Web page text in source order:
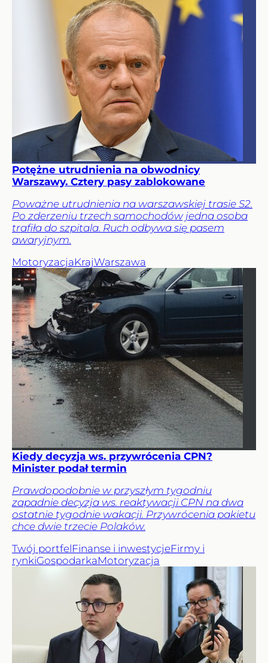
Potężne utrudnienia na obwodnicy
Warszawy. Cztery pasy zablokowane
Poważne utrudnienia na warszawskiej trasie S2.
Po zderzeniu trzech samochodów jedna osoba
trafiła do szpitala. Ruch odbywa się pasem
awaryjnym.
MotoryzacjaKrajWarszawa
Kiedy decyzja ws. przywrócenia CPN?
Minister podał termin
Prawdopodobnie w przyszłym tygodniu
zapadnie decyzja ws. reaktywacji CPN na dwa
ostatnie tygodnie wakacji. Przywrócenia pakietu
chce dwie trzecie Polaków.
Twój portfelFinanse i inwestycjeFirmy i
rynkiGospodarkaMotoryzacja